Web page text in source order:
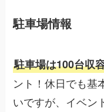
駐車場情報
駐車場は100台収
ント！休日でも基
いですが、イベン